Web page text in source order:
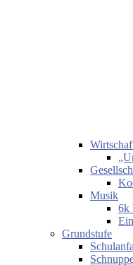
Musik
6k
Grundstufe